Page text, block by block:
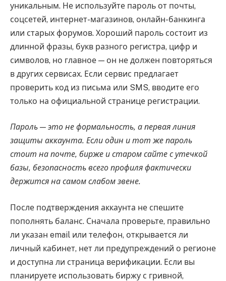
уникальным. Не используйте пароль от почты,
соцсетей, интернет-магазинов, онлайн-банкинга
или старых форумов. Хороший пароль состоит из
длинной фразы, букв разного регистра, цифр и
символов, но главное — он не должен повторяться
в других сервисах. Если сервис предлагает
проверить код из письма или SMS, вводите его
только на официальной странице регистрации.
Пароль — это не формальность, а первая линия
защиты аккаунта. Если один и тот же пароль
стоит на почте, бирже и старом сайте с утечкой
базы, безопасность всего профиля фактически
держится на самом слабом звене.
После подтверждения аккаунта не спешите
пополнять баланс. Сначала проверьте, правильно
ли указан email или телефон, открывается ли
личный кабинет, нет ли предупреждений о регионе
и доступна ли страница верификации. Если вы
планируете использовать биржу с гривной,